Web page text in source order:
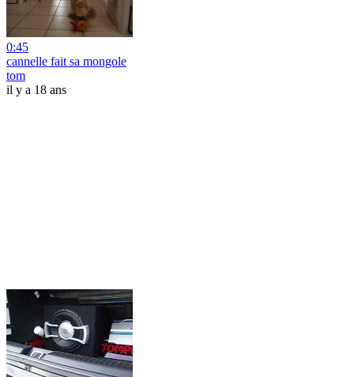
0:45
cannelle fait sa mongole
tom
il y a 18 ans